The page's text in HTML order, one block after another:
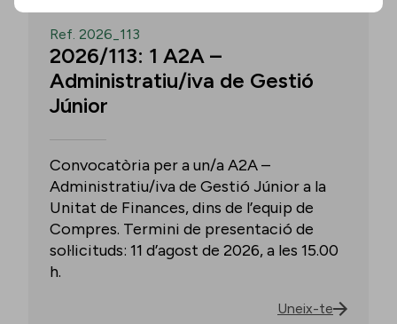
Ref. 2026_113
2026/113: 1 A2A –
Administratiu/iva de Gestió
Júnior
Convocatòria per a un/a A2A –
Administratiu/iva de Gestió Júnior a la
Unitat de Finances, dins de l’equip de
Compres. Termini de presentació de
sol·licituds: 11 d’agost de 2026, a les 15.00
h.
Uneix-te